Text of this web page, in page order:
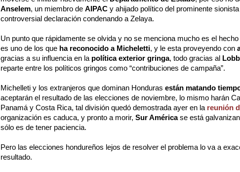
Anselem, un miembro de AIPAC y ahijado político del prominente sionista
controversial declaración condenando a Zelaya.
Un punto que rápidamente se olvida y no se menciona mucho es el
es uno de los que ha reconocido a Micheletti, y le esta proveyendo con
gracias a su influencia en la política exterior gringa, todo gracias al
reparte entre los políticos gringos como “contribuciones de campaña”.
Michelleti y los extranjeros que dominan Honduras están matando
aceptarán el resultado de las elecciones de noviembre, lo mismo harán
Panamá y Costa Rica, tal división quedó demostrada ayer en la reunión
organización es caduca, y pronto a morir, Sur Américase está
sólo es de tener paciencia.
Pero las elecciones hondureños lejos de resolver el problema lo va a
resultado.